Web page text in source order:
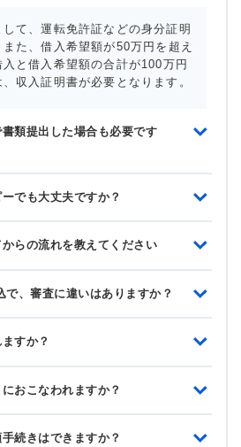
て、運転免許証などの身分証明
た、借入希望額が50万円を超え
入と借入希望額の合計が100万円
収入証明書が必要となります。
類提出した場合も必要です
でも大丈夫ですか？
らの流れを教えてください
で、審査に違いはありますか？
すか？
おこなわれますか？
続きはできますか？